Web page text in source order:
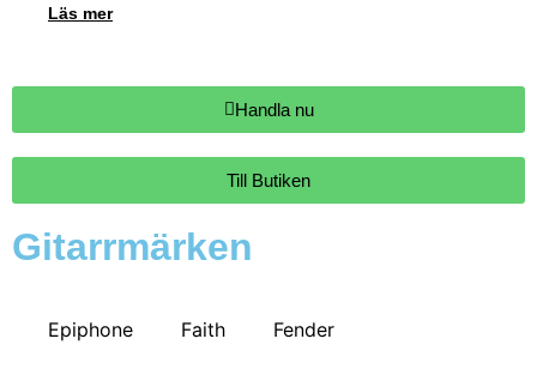
Läs mer
Handla nu
Till Butiken
Gitarrmärken
Epiphone Faith Fender